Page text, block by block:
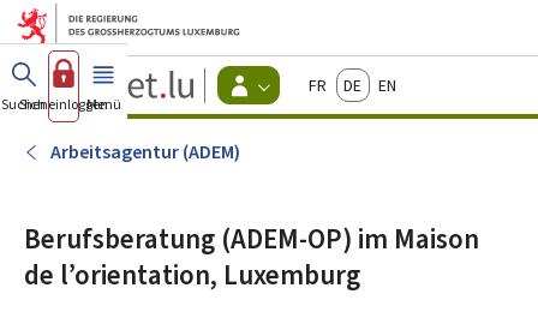
Zum Hauptmenü
Zum Inhalt
Guichet.lu
Changer
d'espace
FrançaisDeutschEnglish
Suchen
Sich einloggen
Menü Haupt-
Arbeitsagentur (ADEM)
Berufsberatung (ADEM-OP) im Maison
de l’orientation, Luxemburg